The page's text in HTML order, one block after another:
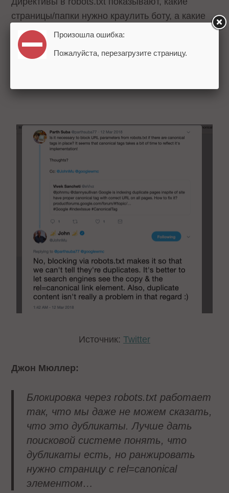
страницы/папки нужно краулить боту, а какие
нет. Однако вебмастер Google не рекомендует
таким образом канонизировать страницы, ведь
бот не может даже зайти на страницу и понять,
Источник: Twitter
Джон Мюллер:
Блокировка через robots.txt работает
так, что мы даже не можем сказать,
что это дубликаты. Лучше дать
поисковой системе понять, что
дубликаты есть, но ранжировать
нужно страницу с rel=canonical
элементом…
Произошла ошибка:
Пожалуйста, перезагрузите страницу.